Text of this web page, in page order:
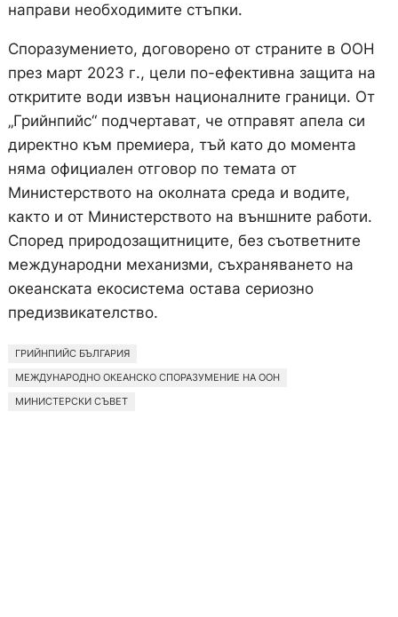
направи необходимите стъпки.
Споразумението, договорено от страните в ООН
през март 2023 г., цели по-ефективна защита на
откритите води извън националните граници. От
„Грийнпийс“ подчертават, че отправят апела си
директно към премиера, тъй като до момента
няма официален отговор по темата от
Министерството на околната среда и водите,
както и от Министерството на външните работи.
Според природозащитниците, без съответните
международни механизми, съхраняването на
океанската екосистема остава сериозно
предизвикателство.
ГРИЙНПИЙС БЪЛГАРИЯ
МЕЖДУНАРОДНО ОКЕАНСКО СПОРАЗУМЕНИЕ НА ООН
МИНИСТЕРСКИ СЪВЕТ